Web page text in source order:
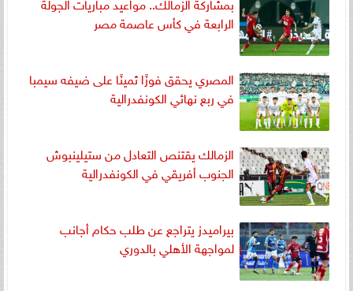
الرابعة في كأس عاصمة مصر
المصري يحقق فوزًا ثمينًا على ضيفه سيمبا
في ربع نهائي الكونفدرالية
الزمالك يقتنص التعادل من ستيلينبوش
الجنوب أفريقي في الكونفدرالية
بيراميدز يتراجع عن طلب حكام أجانب
لمواجهة الأهلي بالدوري